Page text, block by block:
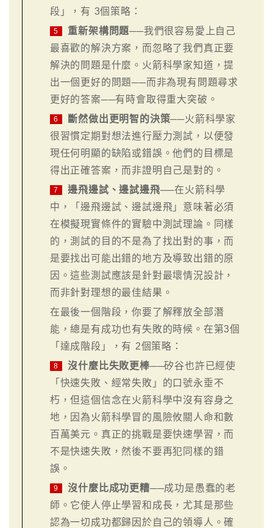
段」，有 3個策略：
5 重新架構問題──我們很容易愛上自己
最喜歡的解決方案，而忽略了我們真正要
解決的問題是什麼。火箭科學家知道，提
出一個更好的問題──而非為現有問題尋求
更好的答案──有時會取得重大突破。
6 斷然做出更明智的決策──火箭科學家
很習慣定期對想法進行壓力測試，以便發
現任何明顯的缺陷或錯誤。他們的目標是
得出正確答案，而非證明自己是對的。
7 邊飛邊試、邊試邊飛──在火箭科學
中，「邊飛邊試、邊試邊飛」意味著必須
在模擬現實條件的實驗中測試理論。同樣
的，測試的目的不是為了找出對的事，而
是要找出可能出錯的地方及導致出錯的原
因。這些測試應該是針對最壞情況設計，
而非針對理想的最佳結果。
在最後一個階段，你要了解釋放全部潛
能，總是有成功也有失敗的時候。在第3個
「達成階段」，有 2個策略：
8 沒什麼比失敗更棒──矽谷也許已經使
「快速失敗、經常失敗」的口號永垂不
朽，但這個信念在火箭科學中沒有容身之
地，因為火箭科學冒的風險攸關人命和數
百萬美元。真正的挑戰是要快速學習，而
不是快速失敗，然後不要再犯同樣的錯
誤。
9 沒什麼比成功更糟──成功是愚蠢的老
師。它使人停止學習和成長，尤其是那些
認為一切成功都歸因於自己的領導人。確